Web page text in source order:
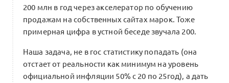
200 млн в год через акселератор по обучению
продажам на собственных сайтах марок. Тоже
примерная цифра в устной беседе звучала 200.
Наша задача, не в гос статистику попадать (она
отстает от реальности как минимум на уровень
официальной инфляции 50% с 20 по 25год), а дать